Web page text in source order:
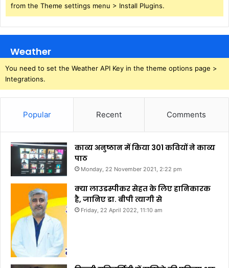
from the Theme settings menu > Install Plugins.
Weather
You need to set the Weather API Key in the theme options page >
Integrations.
Popular Recent Comments
काव्य अनुष्ठान में किया 301 कवियों ने काव्य
पाठ
Monday, 22 November 2021, 2:22 pm
क्या लाउडस्पीकर सेहत के लिए हानिकारक
है, जानिए डा. बीपी त्यागी से
Friday, 22 April 2022, 11:10 am